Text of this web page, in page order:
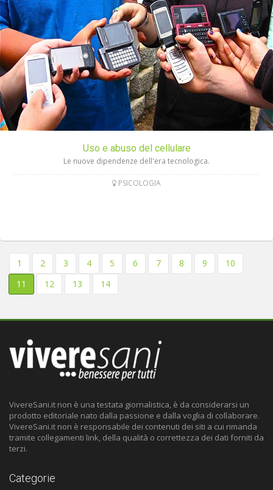
Uso e abuso del cellulare
Le nuove dipendenze dell'era tecnologica.
PSICOLOGIA
1 2 3 4 5 6 7 8 9
10
11
12 13 14
VivereSani.it non è una testata giornalistica, è da considerarsi un
prodotto editoriale nato dalla passione e dalla voglia di collaborare.
VivereSani.it non è responsabile dei contenuti dei siti a cui rimanda
tramite collegamenti link, della qualità o correttezza dei dati forniti da
terzi.
Categorie